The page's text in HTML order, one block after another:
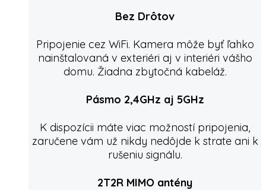
Bez Drôtov
Pripojenie cez WiFi. Kamera môže byť ľahko
nainštalovaná v exteriéri aj v interiéri vášho
domu. Žiadna zbytočná kabeláž.
Pásmo 2,4GHz aj 5GHz
K dispozícii máte viac možností pripojenia,
zaručene vám už nikdy nedôjde k strate ani k
rušeniu signálu.
2T2R MIMO antény